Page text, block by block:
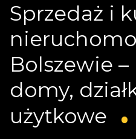
Sprzedaż i
Bolszewie
domy,
użytkowe